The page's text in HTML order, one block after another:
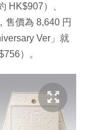
HK$907）、
售價為 8,640 円
Ver」就
）。